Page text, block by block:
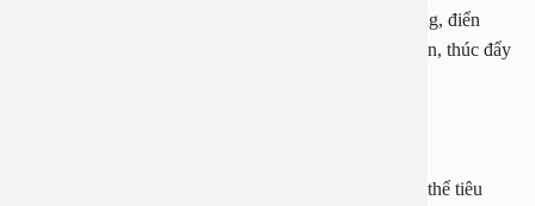
Trong thịt bò nạc cũng có nhiều loại nguyên tố vi lượng, điển
hình là Kali – giúp ức chế sự hấp thụ natri của ống thận, thúc đẩy
Trong thịt gà có hàm lượng protein cao và dễ được cơ thể tiêu